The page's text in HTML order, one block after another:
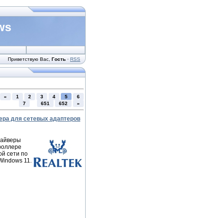
Приветствую Вас Гость · RSS
« 1 2 3 4 5
6
7
651 652 »
для сетевых адаптеров
сети по
11.